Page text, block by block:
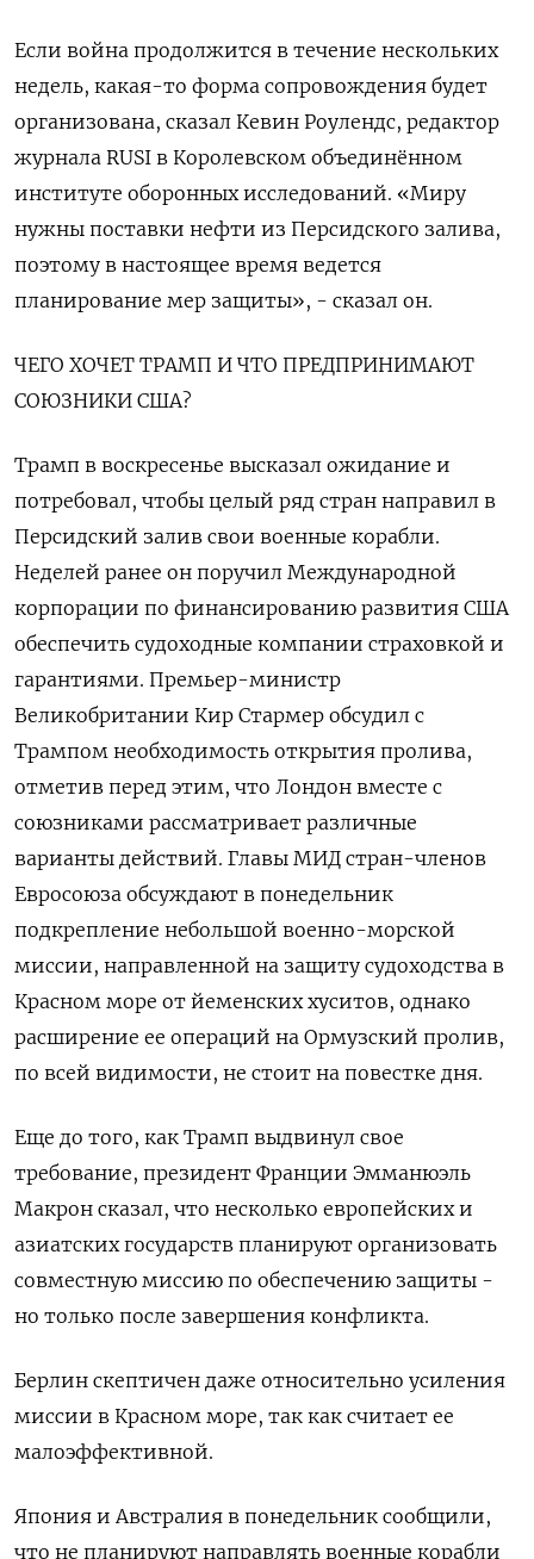
Если война продолжится в течение нескольких
недель, какая-то форма сопровождения будет
организована, сказал Кевин Роулендс, редактор ​
журнала RUSI в Королевском объединённом
институте оборонных исследований. «Миру
нужны поставки нефти из Персидского залива,
поэтому в настоящее время ведется
планирование мер защиты», - сказал он.
ЧЕГО ХОЧЕТ ТРАМП И ЧТО ПРЕДПРИНИМАЮТ
СОЮЗНИКИ США?
Трамп в воскресенье высказал ожидание и
потребовал, чтобы целый ряд стран направил в
Персидский залив свои военные корабли.
Неделей ранее он поручил Международной
корпорации по финансированию развития США
обеспечить судоходные компании страховкой и
гарантиями. Премьер-министр
Великобритании Кир Стармер обсудил с
Трампом необходимость открытия пролива,
отметив перед этим, что Лондон вместе с
союзниками рассматривает различные
варианты действий. Главы МИД стран-членов
Евросоюза обсуждают в понедельник
подкрепление небольшой военно-морской
миссии, направленной на защиту судоходства в
Красном море от йеменских хуситов, однако
расширение ее операций на Ормузский пролив,
по всей видимости, не стоит на повестке дня.
Еще до того, как Трамп выдвинул свое
требование, президент Франции Эмманюэль
Макрон сказал, что несколько европейских и
азиатских государств планируют организовать
совместную миссию по обеспечению защиты -
но только после завершения конфликта.
Берлин скептичен даже относительно усиления ​
миссии в Красном море, так как считает ее
малоэффективной.
Япония и Австралия в ⁠понедельник сообщили,
что не планируют направлять военные корабли